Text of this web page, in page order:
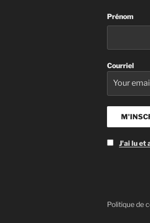
Prénom
Courriel
J'ai lu et
Politique de